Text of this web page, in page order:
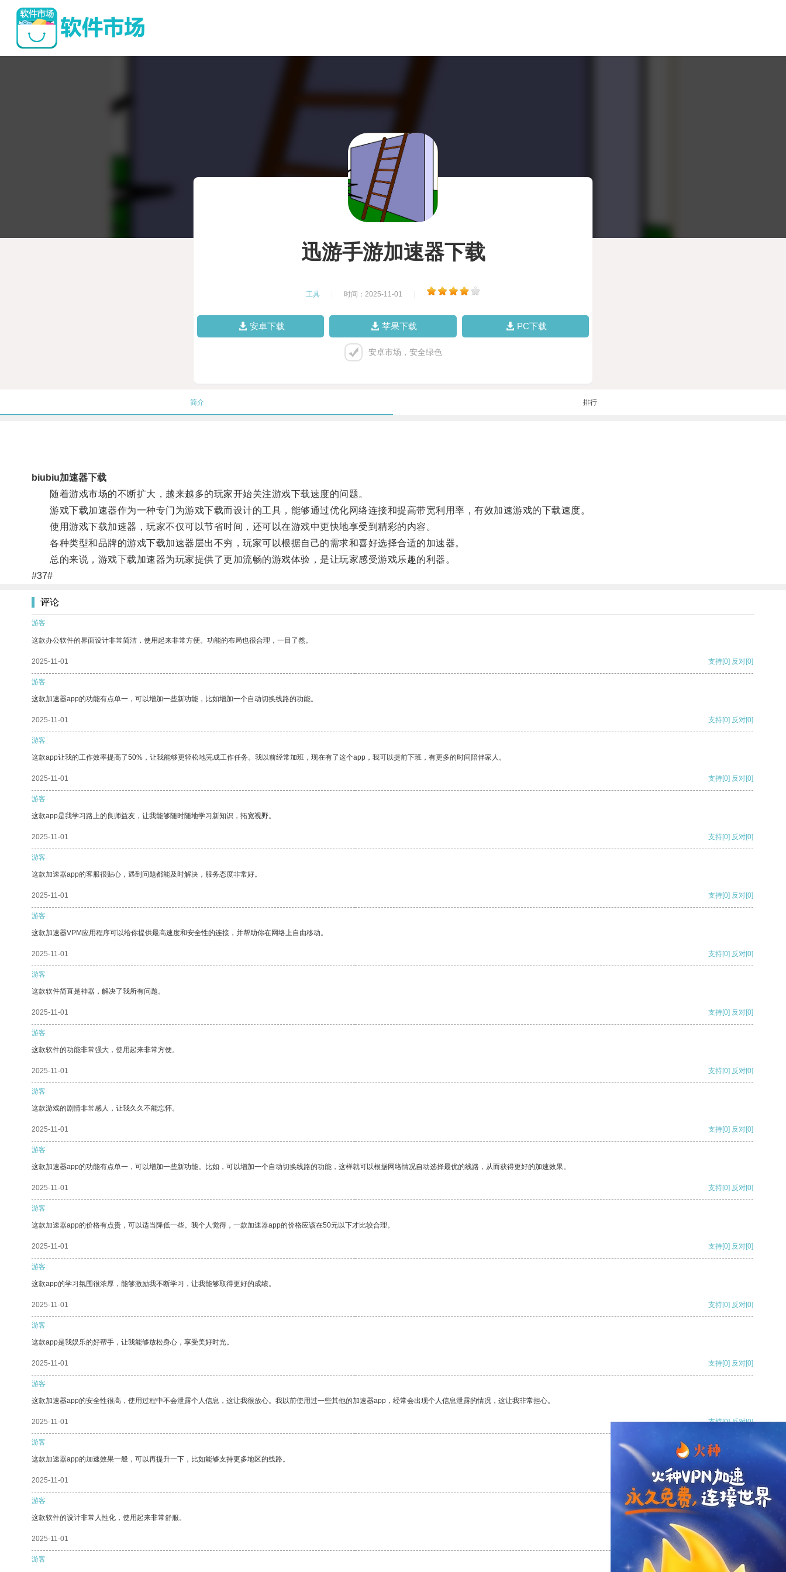
迅游手游加速器下载
工具 时间：2025-11-01
安卓下载 苹果下载 PC下载
安卓市场，安全绿色
简介 排行
biubiu加速器下载
随着游戏市场的不断扩大，越来越多的玩家开始关注游戏下载速度的问题。
游戏下载加速器作为一种专门为游戏下载而设计的工具，能够通过优化网络连接和提高带宽利用率，有效加速游戏的下载速度。
使用游戏下载加速器，玩家不仅可以节省时间，还可以在游戏中更快地享受到精彩的内容。
各种类型和品牌的游戏下载加速器层出不穷，玩家可以根据自己的需求和喜好选择合适的加速器。
总的来说，游戏下载加速器为玩家提供了更加流畅的游戏体验，是让玩家感受游戏乐趣的利器。
#37#
评论
游客
这款办公软件的界面设计非常简洁，使用起来非常方便。功能的布局也很合理，一目了然。
2025-11-01 支持[0] 反对[0]
游客
这款加速器app的功能有点单一，可以增加一些新功能，比如增加一个自动切换线路的功能。
2025-11-01 支持[0] 反对[0]
游客
这款app让我的工作效率提高了50%，让我能够更轻松地完成工作任务。我以前经常加班，现在有了这个app，我可以提前下班，有更多的时间陪伴家人。
2025-11-01 支持[0] 反对[0]
游客
这款app是我学习路上的良师益友，让我能够随时随地学习新知识，拓宽视野。
2025-11-01 支持[0] 反对[0]
游客
这款加速器app的客服很贴心，遇到问题都能及时解决，服务态度非常好。
2025-11-01 支持[0] 反对[0]
游客
这款加速器VPM应用程序可以给你提供最高速度和安全性的连接，并帮助你在网络上自由移动。
2025-11-01 支持[0] 反对[0]
游客
这款软件简直是神器，解决了我所有问题。
2025-11-01 支持[0] 反对[0]
游客
这款软件的功能非常强大，使用起来非常方便。
2025-11-01 支持[0] 反对[0]
游客
这款游戏的剧情非常感人，让我久久不能忘怀。
2025-11-01 支持[0] 反对[0]
游客
这款加速器app的功能有点单一，可以增加一些新功能。比如，可以增加一个自动切换线路的功能，这样就可以根据网络情况自动选择最优的线路，从而获得更好的加速效果。
2025-11-01 支持[0] 反对[0]
游客
这款加速器app的价格有点贵，可以适当降低一些。我个人觉得，一款加速器app的价格应该在50元以下才比较合理。
2025-11-01 支持[0] 反对[0]
游客
这款app的学习氛围很浓厚，能够激励我不断学习，让我能够取得更好的成绩。
2025-11-01 支持[0] 反对[0]
游客
这款app是我娱乐的好帮手，让我能够放松身心，享受美好时光。
2025-11-01 支持[0] 反对[0]
游客
这款加速器app的安全性很高，使用过程中不会泄露个人信息，这让我很放心。我以前使用过一些其他的加速器app，经常会出现个人信息泄露的情况，这让我非常担心。
2025-11-01 支持[0] 反对[0]
游客
这款加速器app的加速效果一般，可以再提升一下，比如能够支持更多地区的线路。
2025-11-01 支持[0] 反对
游客
这款软件的设计非常人性化，使用起来非常舒服。
2025-11-01 支持
游客